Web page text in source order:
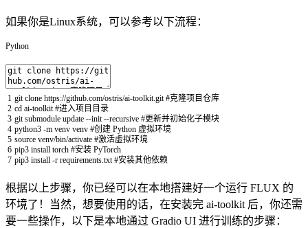
如果你是Linux系统，可以参考以下流程：
Python
1
2
3
4
5
6
7
git clone https://github.com/ostris/ai-toolkit.git #克隆项目仓库
cd ai-toolkit #进入项目目录
git submodule update --init --recursive #更新并初始化子模块
python3 -m venv venv #创建 Python 虚拟环境
source venv/bin/activate #激活虚拟环境
pip3 install torch #安装 PyTorch
pip3 install -r requirements.txt #安装其他依赖
根据以上步骤，你已经可以在本地搭建好一个运行 FLUX 的
环境了！当然，想要使用的话，在安装完 ai-toolkit 后，你还需
要一些操作，以下是本地通过 Gradio UI 进行训练的步骤：